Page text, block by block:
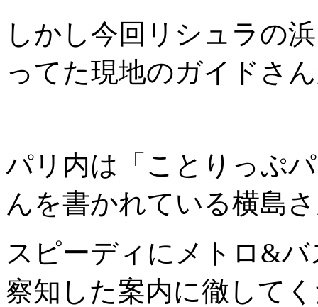
しかし今回リシュラの
ってた現地のガイドさ
パリ内は「ことりっぷ
んを書かれている横島
スピーディにメトロ&
察知した案内に徹して